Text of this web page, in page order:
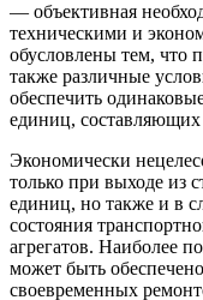
— объективная
техническими и
обусловлены тем, что
также различные
обеспечить
единиц, составляющих
Экономически
только при выходе из
единиц, но также и в
состояния
агрегатов. Наиболее
может быть
своевременных